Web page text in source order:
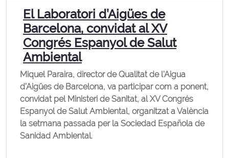
El Laboratori d’Aigües de
Barcelona, convidat al XV
Congrés Espanyol de Salut
Ambiental
Miquel Paraira, director de Qualitat de l’Aigua
d’Aigües de Barcelona, va participar com a ponent,
convidat pel Ministeri de Sanitat, al XV Congrés
Espanyol de Salut Ambiental, organitzat a València
la setmana passada per la Sociedad Española de
Sanidad Ambiental.